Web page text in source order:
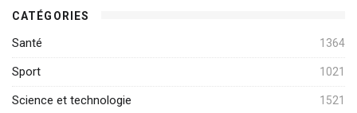
CATÉGORIES
Santé 1364
Sport 1021
Science et technologie 1521